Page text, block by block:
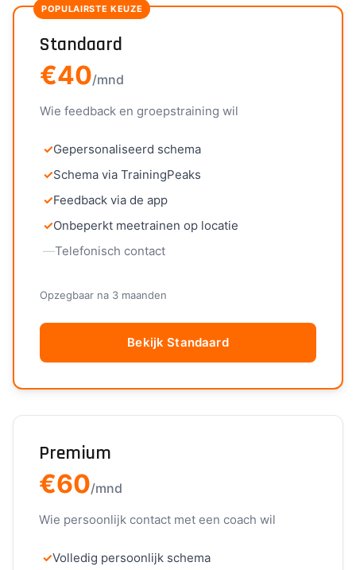
POPULAIRSTE KEUZE
Standaard
€40/mnd
Wie feedback en groepstraining wil
✓Gepersonaliseerd schema
✓Schema via TrainingPeaks
✓Feedback via de app
✓Onbeperkt meetrainen op locatie
—Telefonisch contact
Opzegbaar na 3 maanden
Bekijk Standaard
Premium
€60/mnd
Wie persoonlijk contact met een coach wil
✓Volledig persoonlijk schema